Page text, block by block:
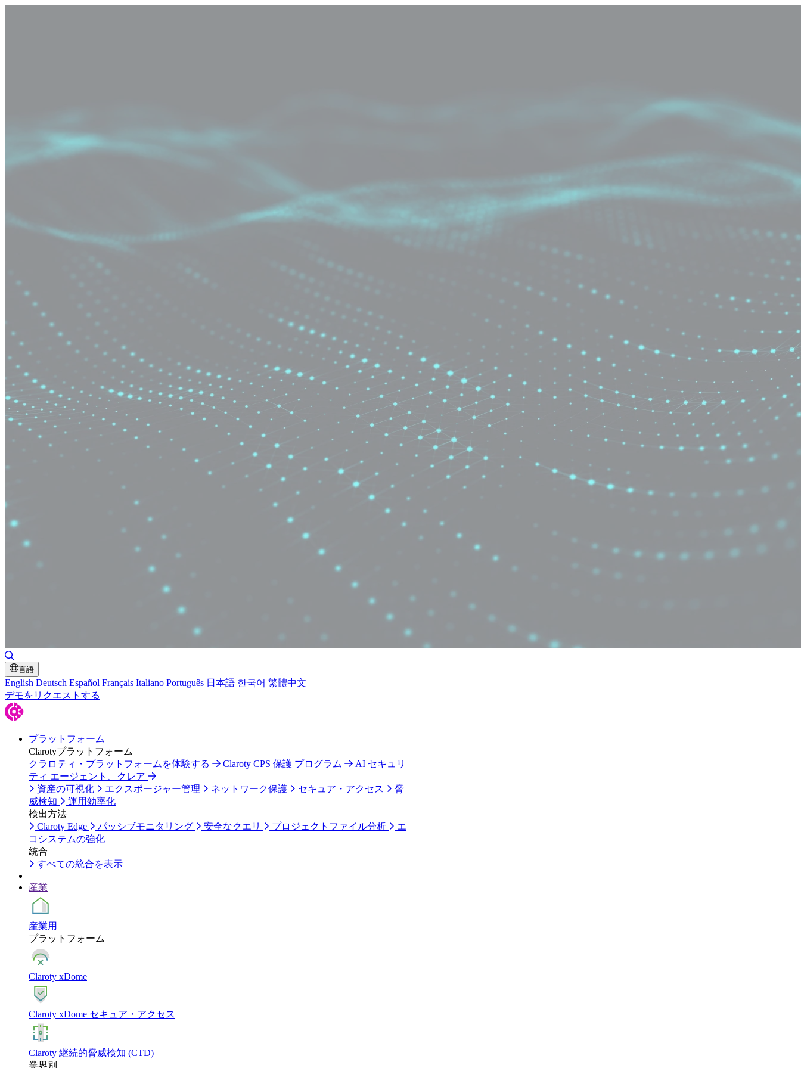
言語
English Deutsch Español Français Italiano Português 日本語 한국어 繁體中文
デモをリクエストする
プラットフォーム
Clarotyプラットフォーム
クラロティ・プラットフォームを体験する
Claroty CPS 保護 プログラム
AI セキュリ
ティ エージェント、クレア
資産の可視化
エクスポージャー管理 ネットワーク保護 セキュア・アクセス
脅
威検知
運用効率化
検出方法
Claroty Edge
パッシブモニタリング 安全なクエリ プロジェクトファイル分析
エ
コシステムの強化
統合
すべての統合を表示
産業
産業用
プラットフォーム
Claroty xDome
Claroty xDome セキュア・アクセス
Claroty 継続的脅威検知 (CTD)
業界別